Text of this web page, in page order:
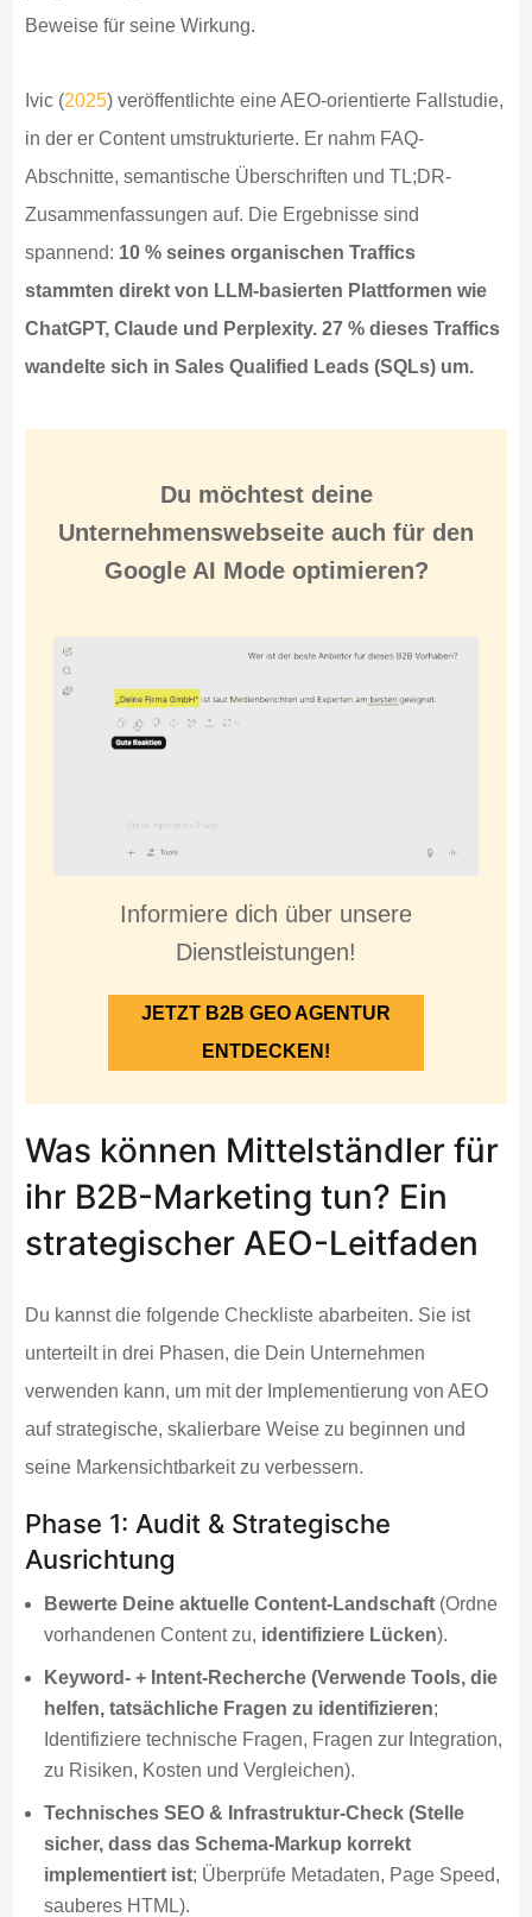
Beweise für seine Wirkung.
Ivic (2025) veröffentlichte eine AEO-orientierte Fallstudie,
in der er Content umstrukturierte. Er nahm FAQ-
Abschnitte, semantische Überschriften und TL;DR-
Zusammenfassungen auf. Die Ergebnisse sind
spannend: 10 % seines organischen Traffics
stammten direkt von LLM-basierten Plattformen wie
ChatGPT, Claude und Perplexity. 27 % dieses Traffics
wandelte sich in Sales Qualified Leads (SQLs) um.
Du möchtest deine
Unternehmenswebseite auch für den
Google AI Mode optimieren?
Informiere dich über unsere
Dienstleistungen!
JETZT B2B GEO AGENTUR
ENTDECKEN!
Was können Mittelständler für
ihr B2B-Marketing tun? Ein
strategischer AEO-Leitfaden
Du kannst die folgende Checkliste abarbeiten. Sie ist
unterteilt in drei Phasen, die Dein Unternehmen
verwenden kann, um mit der Implementierung von AEO
auf strategische, skalierbare Weise zu beginnen und
seine Markensichtbarkeit zu verbessern.
Phase 1: Audit & Strategische
Ausrichtung
Bewerte Deine aktuelle Content-Landschaft (Ordne
vorhandenen Content zu, identifiziere Lücken).
Keyword- + Intent-Recherche (Verwende Tools, die
helfen, tatsächliche Fragen zu identifizieren;
Identifiziere technische Fragen, Fragen zur Integration,
zu Risiken, Kosten und Vergleichen).
Technisches SEO & Infrastruktur-Check (Stelle
sicher, dass das Schema-Markup korrekt
implementiert ist; Überprüfe Metadaten, Page Speed,
sauberes HTML).